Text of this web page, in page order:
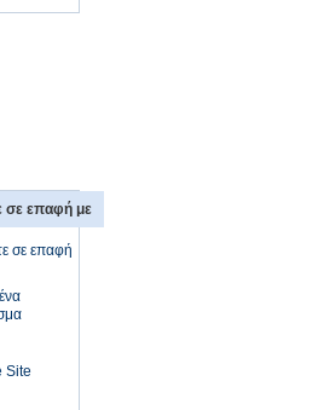
σε επαφή με
σε επαφή
Site